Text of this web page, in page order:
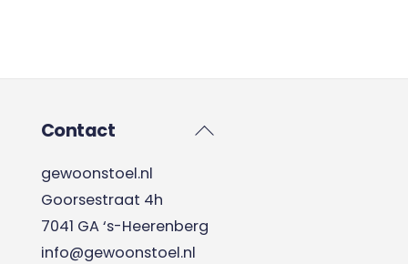
Back
Contact
gewoonstoel.nl
Goorsestraat 4h
7041 GA ‘s-Heerenberg
info@gewoonstoel.nl